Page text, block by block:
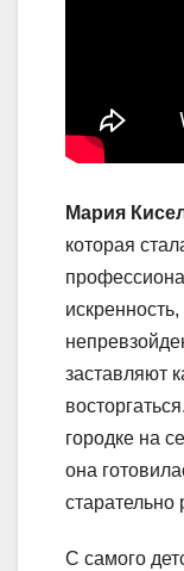
Мария
которая
заставляют
городке на
она
старательно
С самого